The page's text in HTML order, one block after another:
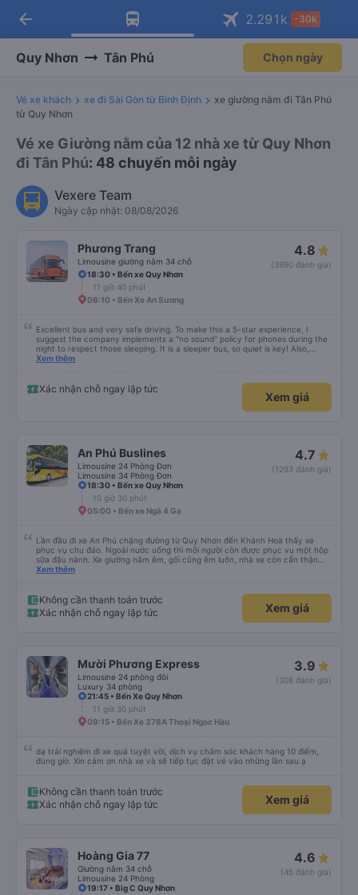
Tải app Vexere ngay!
Nhận ưu đãi thành viên độc
Mở app
Tải app Vexere
-30k/ghế khi đặt vé máy bay qua
Mở app
arrow_back 2.291 k -30k
Quy Nhơn Tân Phú Chọn ngày
Vé xe khách xe đi Sài Gòn từ Bình Định
xe giường nằm đi Tân Phú
từ Quy Nhơn
Vé xe Giường nằm của 12 nhà xe từ Quy Nhơn
đi Tân Phú: 48 chuyến mỗi ngày
Vexere Team
Ngày cập nhật: 08/08/2026
Phương Trang
Limousine giường nằm 34 chỗ
4.8
(3990 đánh giá)
18:30 • Bến xe Quy Nhơn
11 giờ 40 phút
06:10 • Bến Xe An Sương
Excellent bus and very safe driving. To make this a 5-star experience, I
suggest the company implements a "no sound" policy for phones during the
night to respect those sleeping. It is a sleeper bus, so quiet is key! Also,
please display the Wi-Fi password clearly inside the cabin for convenience. I
quy định rõ ràng về việc giữ im lặng (tắt âm thanh điện thoại) vào ban đêm
để tránh làm phiền hành khách khác ngủ. Ngoài ra, nhà xe nên dán sẵn mật
khẩu Wi-Fi trong xe để hành khách dễ dàng sử dụng. Tôi vẫn sẽ tiếp tục ủng
Xem thêm
Xác nhận chỗ ngay lập tức
Xem giá
An Phú Buslines
Limousine 24 Phòng Đơn
Limousine 34 Phòng Đơn
4.7
(1293 đánh giá)
18:30 • Bến xe Quy Nhơn
10 giờ 30 phút
05:00 • Bến xe Ngã 4 Ga
Lần đầu đi xe An Phú chặng đường từ Quy Nhơn đến Khánh Hoà thấy xe
phục vụ chu đáo. Ngoài nước uống thì mỗi người còn được phục vụ một hộp
sữa đậu nành. Xe giường nằm êm, gối cũng êm luôn, nhà xe còn cẩn thận
treo thêm ở mỗi giường một cái giỏ nhỏ để đựng chai nước uống tránh rớt.
ngoài (với số tiền bỏ ra cho tuyến đường như vậy thì thấy rất tốt)
Xem thêm
Không cần thanh toán trước
Xác nhận chỗ ngay lập tức
Xem giá
Mười Phương Express
Limousine 24 phòng đôi
Luxury 34 phòng
3.9
(308 đánh giá)
21:45 • Bến Xe Quy Nhơn
11 giờ 30 phút
09:15 • Bến Xe 378A Thoại Ngọc Hầu
dạ trải nghiệm đi xe quá tuyệt vời, dịch vụ chăm sóc khách hàng 10 điểm,
đúng giờ. Xin cảm ơn nhà xe và sẽ tiếp tục đặt vé vào những lần sau ạ
Không cần thanh toán trước
Xác nhận chỗ ngay lập tức
Xem giá
Hoàng Gia 77
Giường nằm 34 chỗ
Limousine 24 Phòng
4.6
(45 đánh giá)
19:17 • Big C Quy Nhơn